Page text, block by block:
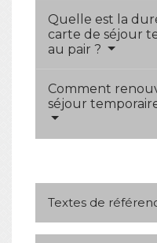
Quelle est la
carte de séjour
au pair ?
Comment
séjour
Textes de